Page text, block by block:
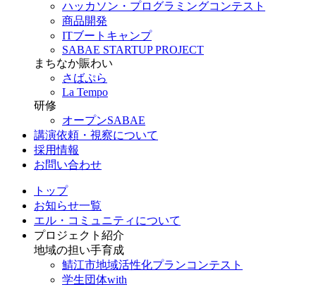
ハッカソン・プログラミングコンテスト
商品開発
ITブートキャンプ
SABAE STARTUP PROJECT
まちなか賑わい
さばぷら
La Tempo
研修
オープンSABAE
講演依頼・視察について
採用情報
お問い合わせ
トップ
お知らせ一覧
エル・コミュニティについて
プロジェクト紹介
地域の担い手育成
鯖江市地域活性化プランコンテスト
学生団体with